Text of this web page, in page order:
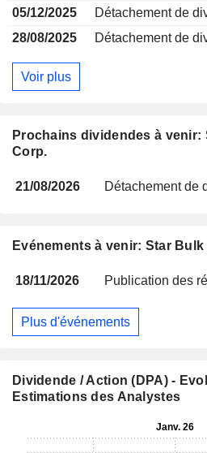
Prochains dividendes à venir:
Corp.
21/08/2026 Détachement de
05/12/2025
Détachement de
28/08/2025
Détachement de
Voir plus
Evénements à venir: Star
18/11/2026 Publication des
Plus d'événements
Dividende / Action (DPA) -
Estimations des Analystes